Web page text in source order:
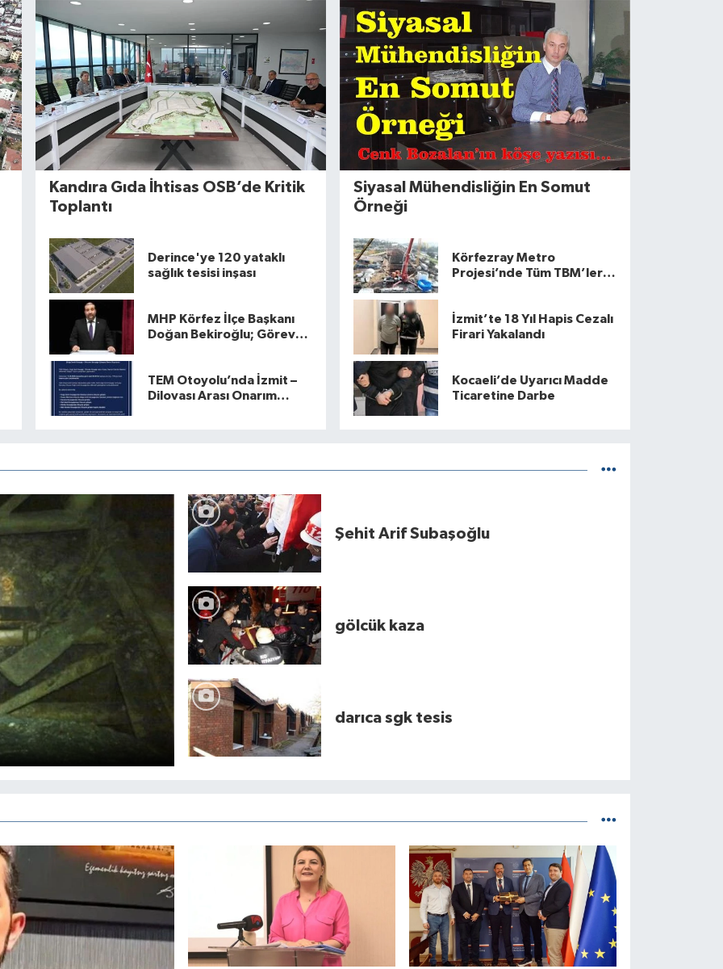
Yakalandı
Çalışması
Başlıyor
Yakalandı
Sahne Oldu
Kandıra Gıda İhtisas OSB’de Kritik
Toplantı
Derince'ye 120 yataklı
sağlık tesisi inşası
MHP Körfez İlçe Başkanı
Doğan Bekiroğlu; Görev
TEM Otoyolu’nda İzmit –
Dilovası Arası Onarım
Siyasal Mühendisliğin En Somut
Örneği
Körfezray Metro
Projesi’nde Tüm TBM’ler
İzmit’te 18 Yıl Hapis Cezalı
Firari Yakalandı
Kocaeli’de Uyarıcı Madde
Ticaretine Darbe
Şehit Arif Subaşoğlu
gölcük kaza
darıca sgk tesis